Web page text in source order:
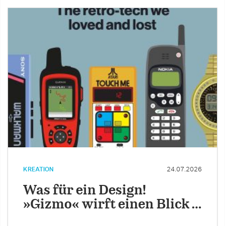
KREATION 24.07.2026
Was für ein Design!
»Gizmo« wirft einen Blick …